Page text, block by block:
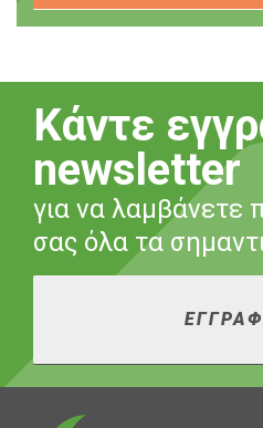
Κάντε
newsletter
για να λαμβάνετε
σας όλα τα